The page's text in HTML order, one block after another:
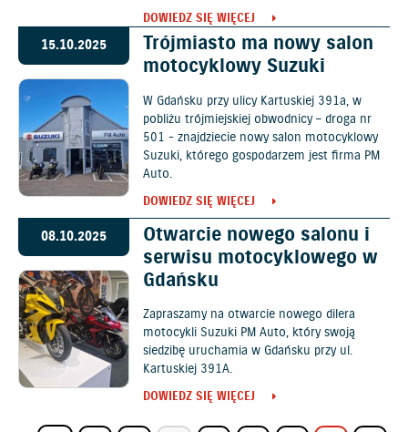
DOWIEDZ SIĘ WIĘCEJ
15.10.2025
Trójmiasto ma nowy salon
motocyklowy Suzuki
W Gdańsku przy ulicy Kartuskiej 391a, w
pobliżu trójmiejskiej obwodnicy – droga nr
501 - znajdziecie nowy salon motocyklowy
Suzuki, którego gospodarzem jest firma PM
Auto.
DOWIEDZ SIĘ WIĘCEJ
08.10.2025
Otwarcie nowego salonu i
serwisu motocyklowego w
Gdańsku
Zapraszamy na otwarcie nowego dilera
motocykli Suzuki PM Auto, który swoją
siedzibę uruchamia w Gdańsku przy ul.
Kartuskiej 391A.
DOWIEDZ SIĘ WIĘCEJ